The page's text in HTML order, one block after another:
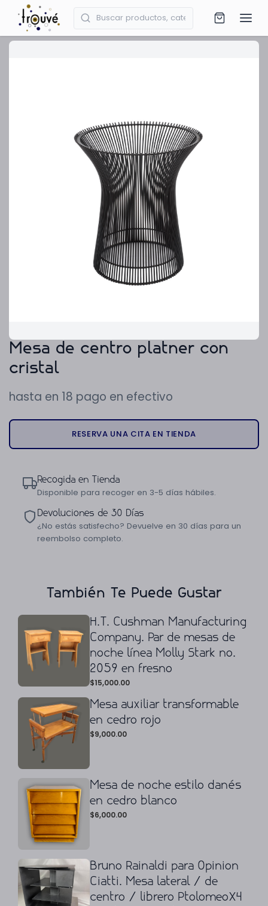
Mesa de centro platner con
cristal
hasta en 18 pago en efectivo
RESERVA UNA CITA EN TIENDA
Recogida en Tienda
Disponible para recoger en 3-5 días hábiles.
Devoluciones de 30 Días
¿No estás satisfecho? Devuelve en 30 días para un
reembolso completo.
También Te Puede Gustar
H.T. Cushman Manufacturing
Company. Par de mesas de
noche línea Molly Stark no.
2059 en fresno
$15,000.00
Mesa auxiliar transformable
en cedro rojo
$9,000.00
Mesa de noche estilo danés
en cedro blanco
$6,000.00
Bruno Rainaldi para Opinion
Ciatti. Mesa lateral / de
centro / librero PtolomeoX4